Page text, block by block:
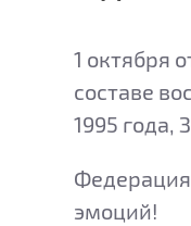
1 октября
составе
1995 года,
Федерация
эмоций!